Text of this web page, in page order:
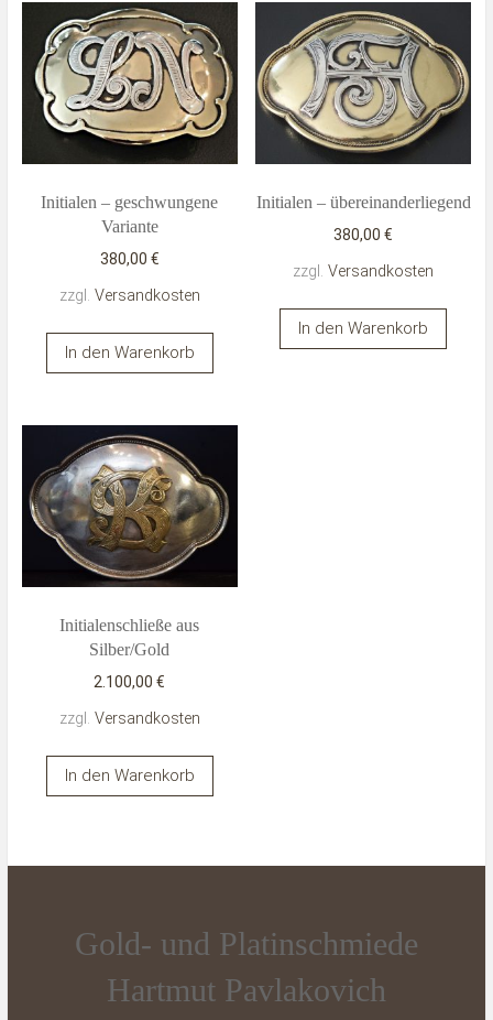
Initialen – geschwungene
Variante
380,00 €
zzgl. Versandkosten
In den Warenkorb
Initialen – übereinanderliegend
380,00€
zzgl.Versandkosten
In den Warenkorb
Initialenschließe aus
Silber/Gold
2.100,00€
zzgl. Versandkosten
In den Warenkorb
Gold- und Platinschmiede
Hartmut Pavlakovich